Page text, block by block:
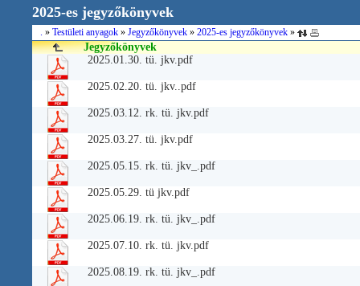
2025-es jegyzőkönyvek
. » Testületi anyagok » Jegyzőkönyvek » 2025-es jegyzőkönyvek »
Jegyzőkönyvek
2025.01.30. tü. jkv.pdf
2025.02.20. tü. jkv..pdf
2025.03.12. rk. tü. jkv.pdf
2025.03.27. tü. jkv.pdf
2025.05.15. rk. tü. jkv_.pdf
2025.05.29. tü jkv.pdf
2025.06.19. rk. tü. jkv_.pdf
2025.07.10. rk. tü. jkv.pdf
2025.08.19. rk. tü. jkv_.pdf